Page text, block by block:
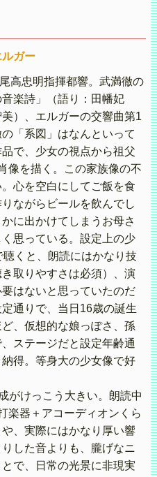
ガー
高忠明指揮都響。武満徹の
楽詩」（語り：田幡妃
）、エルガーの交響曲第1
「系図」はなんといって
で、少女の視点から祖父
像を描く。この家族像の不
心を空白にしてご飯を食
ながらビールを飲んでし
に出かけてしまうお母さ
思っている。設定上の少
くと、朗読にはかなり技
取りやすさは必須）、演
はないと思っていたのだ
通りで、当日16歳の誕生
、仮想的な娘っぽさ、孫
ステージだと設定年齢通
得。等身大の少女像で好
がけっこう大きい。朗読中
楽器＋アコーディオンくら
、実際にはかなり厚い響
した音よりも、朧げなニ
で、日常の光景に非現実